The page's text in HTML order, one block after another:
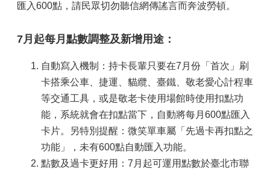
匯入600點，請民眾切勿聽信網傳謠言而奔波勞頓。
7月起每月點數調整及新增用途：
自動寫入機制：持卡長輩只要在7月份「首次」刷
卡搭乘公車、捷運、貓纜、臺鐵、敬老愛心計程車
等交通工具，或是敬老卡使用場館時使用扣點功
能，系統就會在扣點當下，自動將每月600點匯入
卡片。另特別提醒：微笑單車屬「先過卡再扣點之
功能」，未有600點自動匯入功能。
點數及過卡更好用：7月起可運用點數於臺北市聯